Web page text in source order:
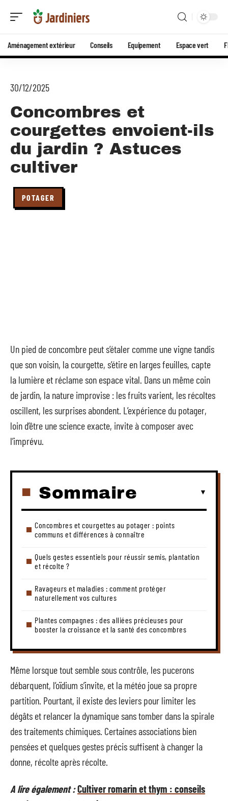
Aménagement extérieur Conseils Equipement Espace vert
30/12/2025
Concombres et
courgettes envoient-ils
du jardin ? Astuces
cultiver
POTAGER
Un pied de concombre peut s’étaler comme une vigne tandis
que son voisin, la courgette, s’étire en larges feuilles, capte
la lumière et réclame son espace vital. Dans un même coin
de jardin, la nature improvise : les fruits varient, les récoltes
oscillent, les surprises abondent. L’expérience du potager,
loin d’être une science exacte, invite à composer avec
l’imprévu.
Sommaire
Concombres et courgettes au potager : points
communs et différences à connaître
Quels gestes essentiels pour réussir semis, plantation
et récolte ?
Ravageurs et maladies : comment protéger
naturellement vos cultures
Plantes compagnes : des alliées précieuses pour
booster la croissance et la santé des concombres
Même lorsque tout semble sous contrôle, les pucerons
débarquent, l’oïdium s’invite, et la météo joue sa propre
partition. Pourtant, il existe des leviers pour limiter les
dégâts et relancer la dynamique sans tomber dans la spirale
des traitements chimiques. Certaines associations bien
pensées et quelques gestes précis suffisent à changer la
donne, récolte après récolte.
A lire également :Cultiver romarin et thym : conseils